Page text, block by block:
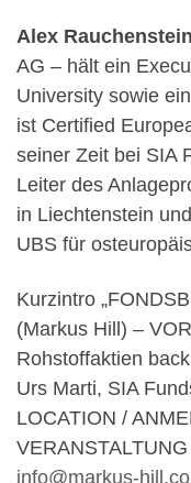
Alex Rauchenstein
AG – hält ein
Univer­sity sowie
ist Certified
seiner Zeit bei SIA
Leiter des
in Liechtenstein
UBS für
Kurzintro
(Markus Hill) –
Rohstoffaktien
Urs Marti, SIA
LOCATION /
info@markus-